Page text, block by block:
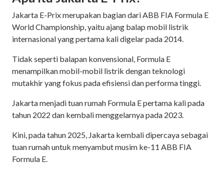
Jakarta E-Prix merupakan bagian dari ABB FIA Formula E
World Championship, yaitu ajang balap mobil listrik
internasional yang pertama kali digelar pada 2014.
Tidak seperti balapan konvensional, Formula E
menampilkan mobil-mobil listrik dengan teknologi
mutakhir yang fokus pada efisiensi dan performa tinggi.
Jakarta menjadi tuan rumah Formula E pertama kali pada
tahun 2022 dan kembali menggelarnya pada 2023.
Kini, pada tahun 2025, Jakarta kembali dipercaya sebagai
tuan rumah untuk menyambut musim ke-11 ABB FIA
Formula E.